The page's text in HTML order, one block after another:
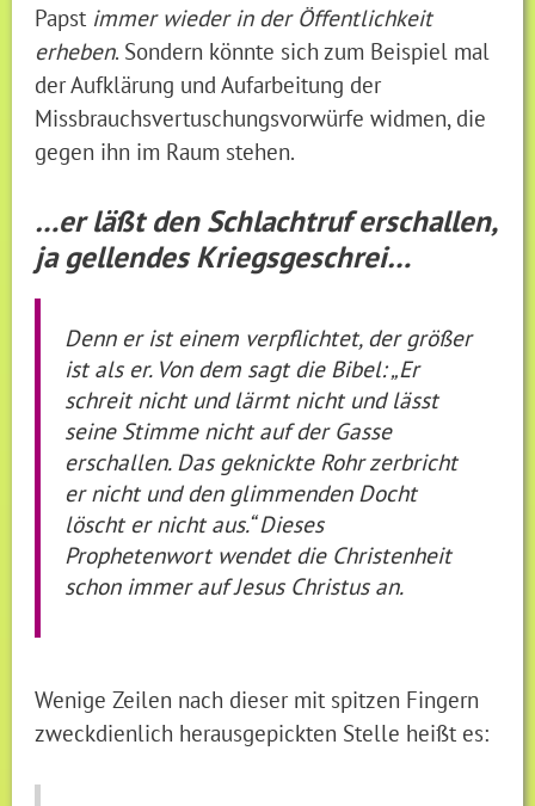
Papst immer wieder in der Öffentlichkeit
erheben. Sondern könnte sich zum Beispiel mal
der Aufklärung und Aufarbeitung der
Missbrauchsvertuschungsvorwürfe widmen, die
gegen ihn im Raum stehen.
…er läßt den Schlachtruf erschallen,
ja gellendes Kriegsgeschrei…
Denn er ist einem verpflichtet, der größer
ist als er. Von dem sagt die Bibel: „Er
schreit nicht und lärmt nicht und lässt
seine Stimme nicht auf der Gasse
erschallen. Das geknickte Rohr zerbricht
er nicht und den glimmenden Docht
löscht er nicht aus.“ Dieses
Prophetenwort wendet die Christenheit
schon immer auf Jesus Christus an.
Wenige Zeilen nach dieser mit spitzen Fingern
zweckdienlich herausgepickten Stelle heißt es: